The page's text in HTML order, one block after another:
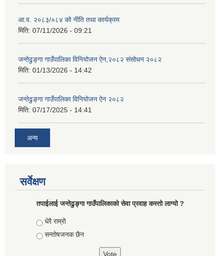
आ.व. २०८३/०८४ को नीति तथा कार्यक्रम
मिति: 07/11/2026 - 09:21
जन्तेढुङ्गा गाउँपालिका विनियोजन ऐन,२०८२ संसोधन २०८२
मिति: 01/13/2026 - 14:42
जन्तेढुङ्गा गाउँपालिका विनियोजन ऐन २०८२
मिति: 07/17/2025 - 14:41
अन्य
सर्वेक्षण
तपाईलाई जन्तेढुङ्गा गाउँपालिकाको सेवा प्रवाह कस्तो लाग्यो ?
Choices
धेरै राम्रो
सन्तोषजनक छैन